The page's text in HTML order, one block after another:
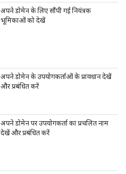
अपने डोमेन के लिए सौंपी गई नियंत्रक
भूमिकाओं को देखें
अपने डोमेन के उपयोगकर्ताओं के प्रावधान देखें
और प्रबंधित करें
अपने डोमेन पर उपयोगकर्ता का प्रचलित नाम
देखें और प्रबंधित करें